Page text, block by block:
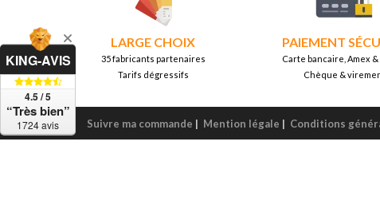
LARGE CHOIX
35 fabricants partenaires
Tarifs dégressifs
PAIEMENT
Carte bancaire, Amex &
Chèque &
Suivre ma commande | Mention légale | Conditions
KING-AVIS
4.5 / 5
“Très bien”
1724 avis